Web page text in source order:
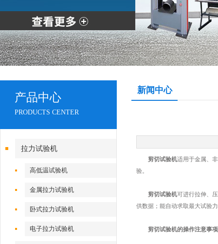
产品中心
PRODUCTS CENTER
拉力试验机
高低温试验机
金属拉力试验机
卧式拉力试验机
电子拉力试验机
新闻中心
剪切试验机适用于金属、
验。
剪切试验机可进行拉伸、
供数据；能自动求取最大试验
剪切试验机的操作注意事